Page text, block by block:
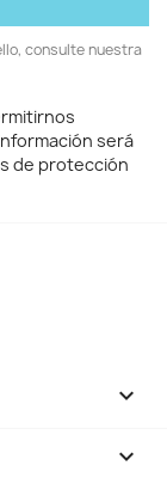
consulte nuestra
será
de protección

